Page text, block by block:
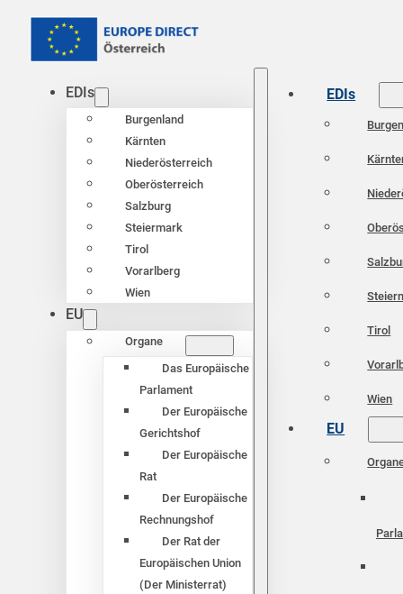
EDIs
Burgenland
Kärnten
Niederösterreich
Oberösterreich
Salzburg
Steiermark
Tirol
Vorarlberg
Wien
EU
Organe
Das Europäische
Parlament
Der Europäische
Gerichtshof
Der Europäische
Rat
Der Europäische
Rechnungshof
Der Rat der
Europäischen Union
(Der Ministerrat)
EDIs
Tirol
Wien
EU